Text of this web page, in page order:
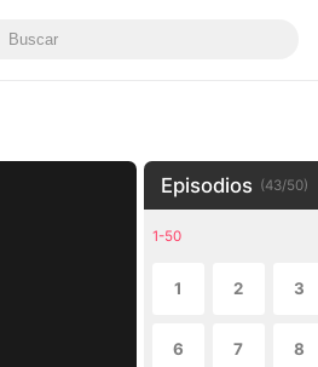
Episodios (43/50)
1-50
1 2 3
6 7 8